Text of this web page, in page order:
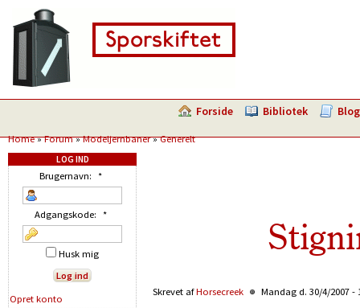
Forside Bibliotek Blog
Home»Forum»Modeljernbaner»Generelt
Skrevet afHorsecreek Mandag d. 30/4/2007 -
LOG IND
Brugernavn: *
Adgangskode: *
Husk mig
Opret konto